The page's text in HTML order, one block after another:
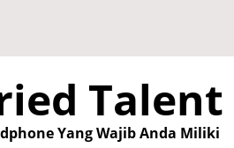
Talent
Yang Wajib Anda Miliki